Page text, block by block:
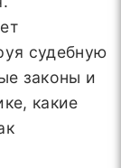
судебную
законы и
какие